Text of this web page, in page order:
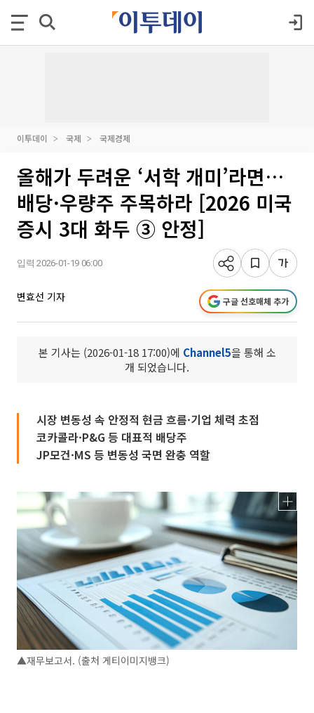
이투데이 국제 국제경제
올해가 두려운 ‘서학 개미’라면…
배당·우량주 주목하라 [2026 미국
증시 3대 화두 ③ 안정]
입력 2026-01-19 06:00
변효선 기자 구글 선호매체 추가
본 기사는 (2026-01-18 17:00)에 Channel5을 통해 소
개 되었습니다.
시장 변동성 속 안정적 현금 흐름·기업 체력 초점
코카콜라·P&G 등 대표적 배당주
JP모건·MS 등 변동성 국면 완충 역할
▲재무보고서. (출처 게티이미지뱅크)